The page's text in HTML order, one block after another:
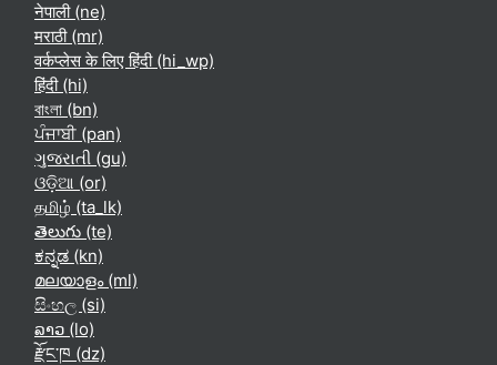
नेपाली ‎(ne)‎
मराठी ‎(mr)‎
वर्कप्लेस के लिए हिंदी ‎(hi_wp)‎
हिंदी ‎(hi)‎
বাংলা ‎(bn)‎
ਪੰਜਾਬੀ ‎(pan)‎
ગુજરાતી ‎(gu)‎
ଓଡ଼ିଆ ‎(or)‎
தமிழ் ‎(ta_lk)‎
తెలుగు ‎(te)‎
ಕನ್ನಡ ‎(kn)‎
മലയാളം ‎(ml)‎
සිංහල ‎(si)‎
ລາວ ‎(lo)‎
རྫོང་ཁ ‎(dz)‎